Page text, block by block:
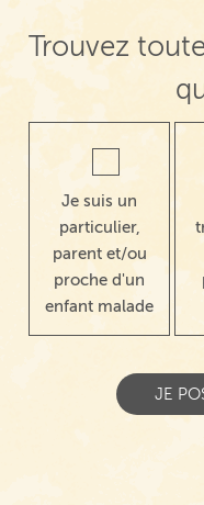
Trouvez
Je suis un
particulier,
parent et/ou
proche d'un
enfant malade